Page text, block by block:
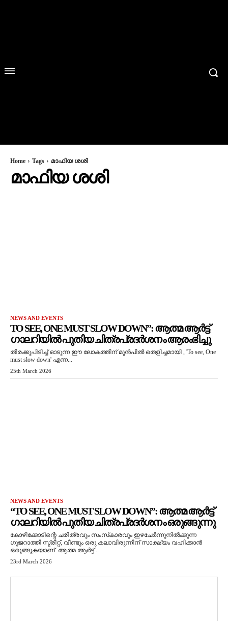
Home Tags മാഫിയ ശശി
മാഫിയ ശശി
NEWS AND EVENTS
TO SEE, ONE MUST SLOW DOWN”: ആത്മ ആർട്ട്
ഗാലറിയിൽ പുതിയ ചിത്രപ്രദർശനം ആരംഭിച്ചു
തിരക്കുപിടിച്ച് ഓടുന്ന ഈ ലോകത്തിന് മുൻപിൽ തെളിച്ചമായി , 'To see, One
must slow down' എന്ന...
25th March 2026
NEWS AND EVENTS
“TO SEE, ONE MUST SLOW DOWN”: ആത്മ ആർട്ട്
ഗാലറിയിൽ പുതിയ ചിത്രപ്രദർശനം ഒരുങ്ങുന്നു
കോഴിക്കോടിന്റെ ചരിത്രവും സംസ്‌കാരവും ഇഴചേർന്നുനിൽക്കുന്ന
ഗുജറാത്തി സ്ട്രീറ്റ്, വീണ്ടും ഒരു കലാവിരുന്നിന് സാക്ഷ്യം വഹിക്കാൻ
ഒരുങ്ങുകയാണ്. ആത്മ ആർട്ട്...
23rd March 2026